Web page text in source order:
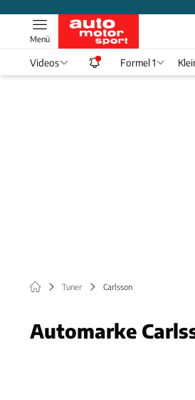
Menü
Videos Formel 1
Tuner Carlsson
Automarke